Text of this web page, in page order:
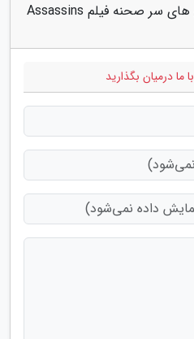
دیدگاه های مرتبط با "عکس های سر صحنه فیلم Assassins
ما درمیان بگذارید